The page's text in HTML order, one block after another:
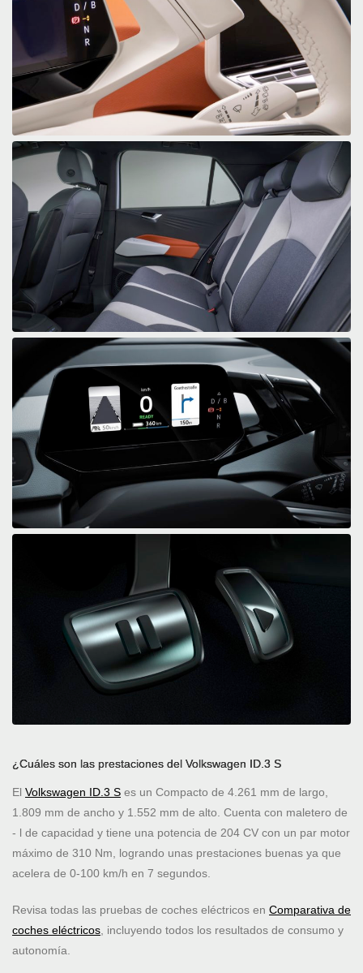
¿Cuáles son las prestaciones del Volkswagen ID.3 S
El Volkswagen ID.3 S es un Compacto de 4.261 mm de largo,
1.809 mm de ancho y 1.552 mm de alto. Cuenta con maletero de
- l de capacidad y tiene una potencia de 204 CV con un par motor
máximo de 310 Nm, logrando unas prestaciones buenas ya que
acelera de 0-100 km/h en 7 segundos.
Revisa todas las pruebas de coches eléctricos en Comparativa de
coches eléctricos, incluyendo todos los resultados de consumo y
autonomía.